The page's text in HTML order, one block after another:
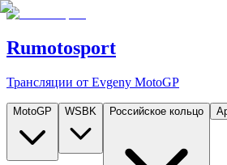
Rumotosport
Трансляции от Evgeny MotoGP
MotoGP WSBK Российское кольцо